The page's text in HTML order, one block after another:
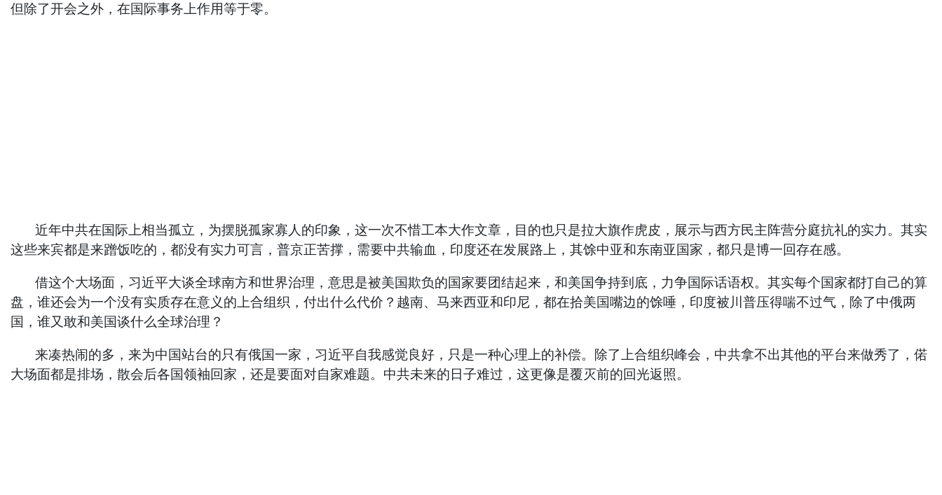
但除了开会之外，在国际事务上作用等于零。
近年中共在国际上相当孤立，为摆脱孤家寡人的印象，这一次不惜工本大作文章，目的也只是拉大旗作虎皮，展示与西方民主阵营分庭抗礼的实力。其实
这些来宾都是来蹭饭吃的，都没有实力可言，普京正苦撑，需要中共输血，印度还在发展路上，其馀中亚和东南亚国家，都只是博一回存在感。
借这个大场面，习近平大谈全球南方和世界治理，意思是被美国欺负的国家要团结起来，和美国争持到底，力争国际话语权。其实每个国家都打自己的算
盘，谁还会为一个没有实质存在意义的上合组织，付出什么代价？越南、马来西亚和印尼，都在拾美国嘴边的馀唾，印度被川普压得喘不过气，除了中俄两
国，谁又敢和美国谈什么全球治理？
来凑热闹的多，来为中国站台的只有俄国一家，习近平自我感觉良好，只是一种心理上的补偿。除了上合组织峰会，中共拿不出其他的平台来做秀了，偌
大场面都是排场，散会后各国领袖回家，还是要面对自家难题。中共未来的日子难过，这更像是覆灭前的回光返照。